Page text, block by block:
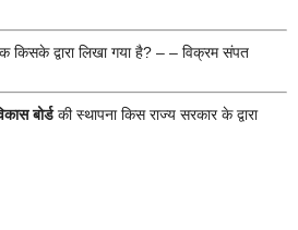
किसके द्वारा लिखा गया है? – – विक्रम संपत
बोर्डकी स्थापना किस राज्य सरकार के द्वारा